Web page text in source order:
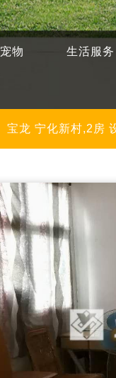
宠物 生活服务
宝龙 宁化新村,2房